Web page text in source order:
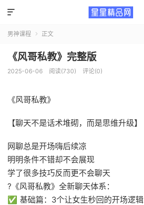

男神课程  正文
《风哥私教》完整版
2025-06-06 阅读(730) 评论(0)
《风哥私教》
【聊天不是话术堆砌，而是思维升级】
网聊总是开场嗨后续凉
明明条件不错却不会展现
学了很多技巧反而更不会聊天
?《风哥私教》全新聊天体系：
✅ 基础篇：3个让女生秒回的开场逻辑